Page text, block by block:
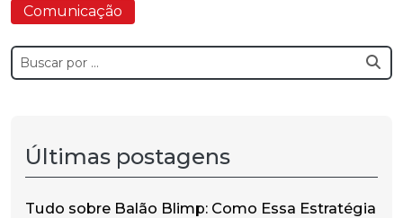
Comunicação
Últimas postagens
Tudo sobre Balão Blimp: Como Essa Estratégia